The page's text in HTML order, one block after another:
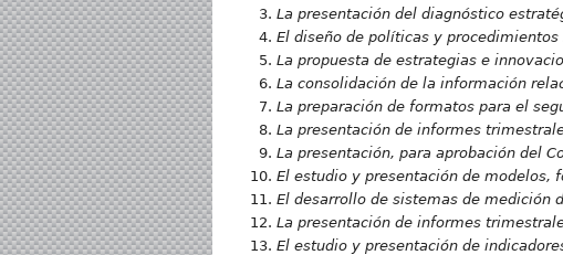
La presentación del diagnóstico
El diseño de políticas y
La propuesta de estrategias e
La consolidación de la información
La preparación de formatos para el
La presentación de informes
La presentación, para aprobación del
El estudio y presentación de modelos,
El desarrollo de sistemas de medición
La presentación de informes
El estudio y presentación de